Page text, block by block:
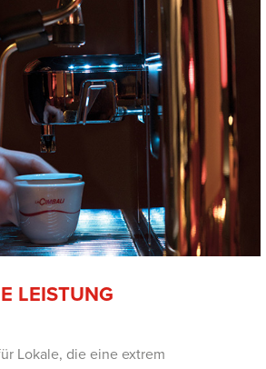
LEISTUNG
Lokale, die eine extrem